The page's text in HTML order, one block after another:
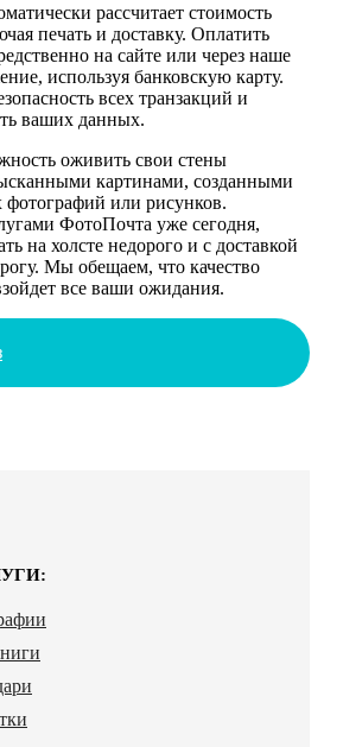
рассчитает стоимость
печать и доставку. Оплатить
на сайте или через наше
используя банковскую карту.
всех транзакций и
ваших данных.
оживить свои стены
картинами, созданными
или рисунков.
ФотоПочта уже сегодня,
на холсте недорого и с доставкой
Мы обещаем, что качество
все ваши ожидания.